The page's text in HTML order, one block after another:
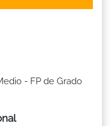
- FP de Grado